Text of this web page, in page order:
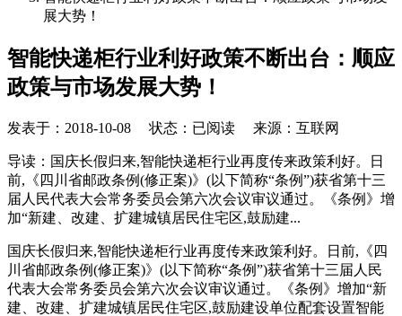
展大势！
智能快递柜行业利好政策不断出台：顺应
政策与市场发展大势！
发表于： 2018-10-08 状态：已阅读 来源：互联网
导读：国庆长假归来,智能快递柜行业再度传来政策利好。日
前,《四川省邮政条例(修正案)》(以下简称“条例”)获省第十三
届人民代表大会常务委员会第六次会议审议通过。《条例》增
加“新建、改建、扩建城镇居民住宅区,鼓励建...
国庆长假归来,智能快递柜行业再度传来政策利好。日前,《四
川省邮政条例(修正案)》(以下简称“条例”)获省第十三届人民
代表大会常务委员会第六次会议审议通过。《条例》增加“新
建、改建、扩建城镇居民住宅区,鼓励建设单位配套设置智能